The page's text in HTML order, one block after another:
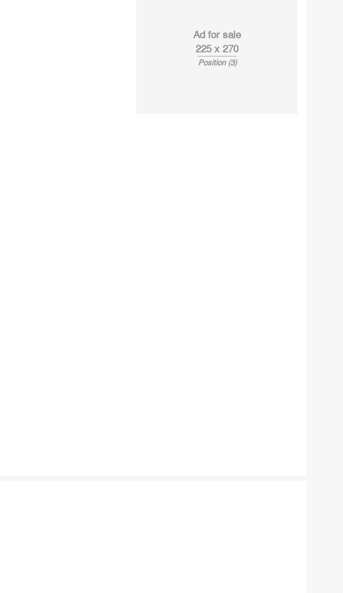
Ad for sale
225 x 270
Position (3)